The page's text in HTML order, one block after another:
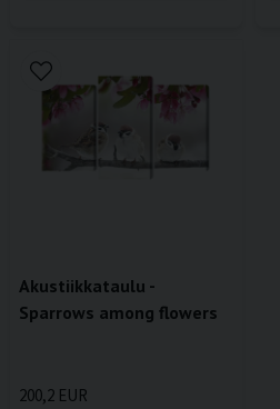
Akustiikkataulu -
Sparrows among flowers
200,2 EUR